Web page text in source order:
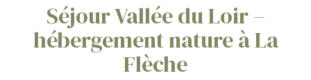
Séjour Vallée du Loir –
hébergement nature à La
Flèche